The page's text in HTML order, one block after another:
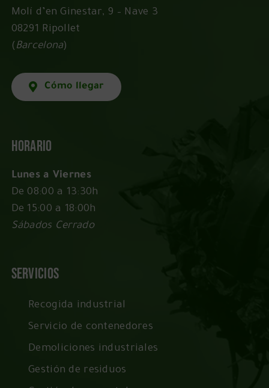
Molí d’en Ginestar, 9 – Nave 3
08291 Ripollet
( Barcelona)
Cómo llegar
Horario
Lunes a Viernes
De 08:00 a 13:30h
De 15:00 a 18:00h
Sábados Cerrado
Servicios
Recogida industrial
Servicio de contenedores
Demoliciones industriales
Gestión de residuos